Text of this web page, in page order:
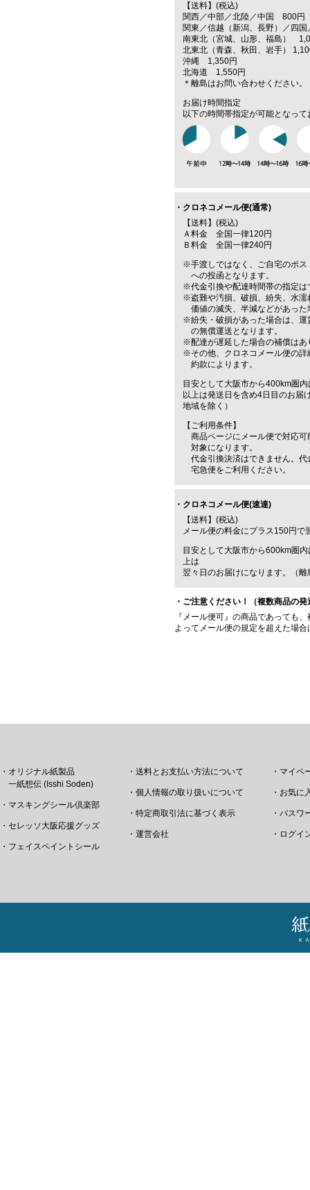
【送料】(税込)
関西／中部／北陸／中国 800円
関東／信越（新潟、長野）／四
南東北（宮城、山形、福島）
北東北（青森、秋田、岩手）
沖縄 1,350円
北海道 1,550円
＊離島はお問い合わせください。
お届け時間指定
以下の時間帯指定が可能となって
・クロネコメール便(通常)
【送料】(税込)
Ａ料金 全国一律120円
Ｂ料金 全国一律240円
※手渡しではなく、ご自宅のポス
への投函となります。
※代金引換や配達時間帯の指定は
※盗難や汚損、破損、紛失、水濡
価値の滅失、半減などがあった
※紛失・破損があった場合は、運
の無償運送となります。
※配達が遅延した場合の補償はあ
※その他、クロネコメール便の詳
約款によります。
目安として大阪市から400km圏
以上は発送日を含め4日目のお届
地域を除く）
【ご利用条件】
商品ページにメール便で対応可
対象になります。
代金引換決済はできません。代
宅急便をご利用ください。
・クロネコメール便(速達)
【送料】(税込)
メール便の料金にプラス150円で
目安として大阪市から600km圏
上は
翌々日のお届けになります。（
・ご注意ください！（複数商品の発
『メール便可』の商品であっても
よってメール便の規定を超えた場
・オリジナル紙製品
一紙想伝 (Isshi Soden)
・マスキングシール倶楽部
・セレッソ大阪応援グッズ
・フェイスペイントシール
・送料とお支払い方法について
・個人情報の取り扱いについて
・特定商取引法に基づく表示
・運営会社
・マイペ
・お気に
・パスワ
・ログイ